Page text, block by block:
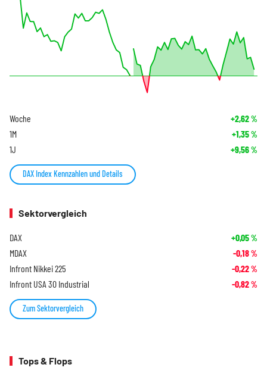
Woche +2,62%
1M +1,35%
1J +9,56%
DAX Index Kennzahlen und Details
Sektorvergleich
DAX +0,05%
MDAX -0,18%
Infront Nikkei 225 -0,22%
Infront USA 30 Industrial -0,82%
Zum Sektorvergleich
Tops & Flops